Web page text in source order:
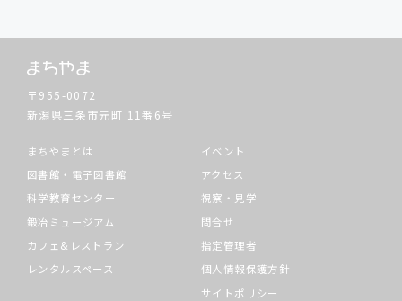
〒955-0072
新潟県三条市元町 11番6号
まちやまとは
図書館・電子図書館
科学教育センター
鍛冶ミュージアム
カフェ&レストラン
レンタルスペース
イベント
アクセス
視察・見学
問合せ
指定管理者
個人情報保護方針
サイトポリシー